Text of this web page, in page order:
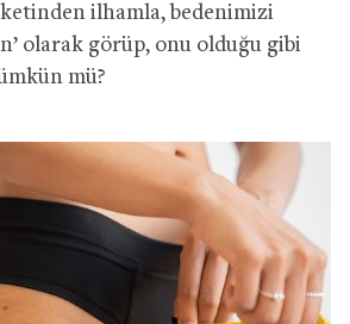
ilhamla, bedenimizi
olarak görüp, onu olduğu gibi
mü?